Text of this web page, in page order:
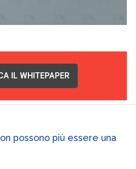
IL WHITEPAPER
possono più essere una